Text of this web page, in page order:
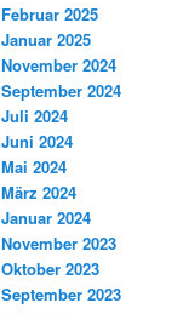
Februar 2025
Januar 2025
November 2024
September 2024
Juli 2024
Juni 2024
Mai 2024
März 2024
Januar 2024
November 2023
Oktober 2023
September 2023